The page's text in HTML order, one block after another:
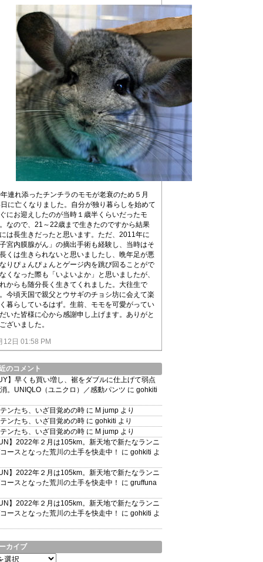
連れ添ったチンチラのモモが老衰のため５月
に亡くなりました。自分が独り暮らしを始めて
にお迎えしたのが当時１歳半くらいだったモ
なので、21～22歳まで生きたのですから結果
は長生きだったと思います。ただ、2011年に
子宮内膜腺がん」の摘出手術も経験し、当時はそ
くは生きられないと思いましたし、晩年足が悪
りぴょんぴょんとゲージ内を跳び回ることがで
くなった際も「いよいよか」と思いましたが、
からも随分長く生きてくれました。大往生で
今頃天国で親父とウサギのチョシ坊に会えて楽
暮らしているはず。生前、モモを可愛がってい
いた皆様に心から感謝申し上げます。ありがと
ざいました。
12日 01:58 PM
のコメント
】早くも買い増し、裾をダブルに仕上げて弱点
。UNIQLO（ユニクロ）／感動パンツ に gohkiti
ンたち、いざ目覚めの時 に M jump より
ンたち、いざ目覚めの時 に gohkiti より
ンたち、いざ目覚めの時 に M jump より
】2022年２月は105km。新天地で新たなランニ
ースとなった荒川の土手を快走中！
に gohkiti よ
】2022年２月は105km。新天地で新たなランニ
ースとなった荒川の土手を快走中！
に gruffuna
】2022年２月は105km。新天地で新たなランニ
ースとなった荒川の土手を快走中！
に gohkiti よ
カイブ